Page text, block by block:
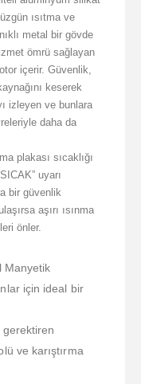
ısıtma ve
metal bir gövde
ömrü sağlayan
içerir. Güvenlik,
keserek
izleyen ve bunlara
daha da
plakası sıcaklığı
uyarı
bir güvenlik
aşırı ısınma
önler.
Manyetik
için ideal bir
ve karıştırma